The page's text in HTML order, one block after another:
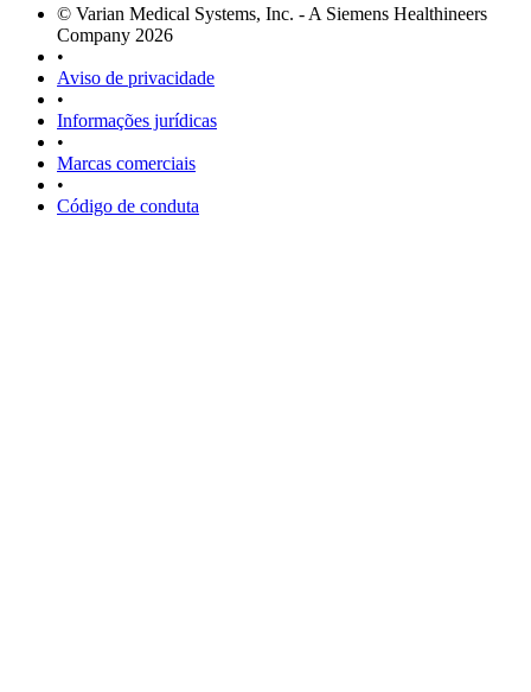
© Varian Medical Systems, Inc. - A Siemens Healthineers
Company 2026
•
Aviso de privacidade
•
Informações jurídicas
•
Marcas comerciais
•
Código de conduta